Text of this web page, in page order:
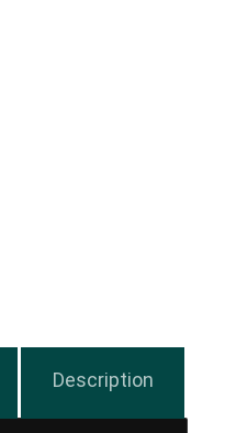
Description